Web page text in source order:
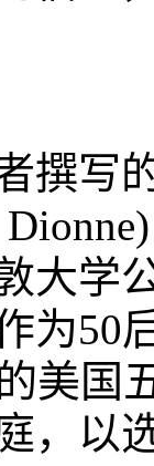
撰写
大学
为50
美国
，以